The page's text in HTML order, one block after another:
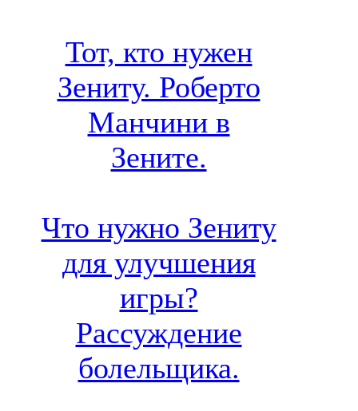
Тот, кто нужен
Зениту. Роберто
Манчини в
Зените.
Что нужно Зениту
для улучшения
игры?
Рассуждение
болельщика.